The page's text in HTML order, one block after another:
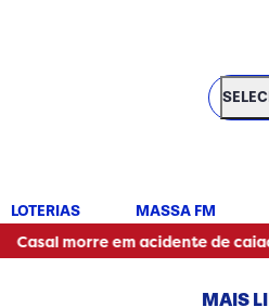
LOTERIAS MASSA FM
em acidente de caiaque na
MAIS